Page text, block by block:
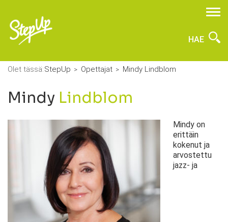
HAE
Olet tässä:StepUp Opettajat Mindy Lindblom
Mindy Lindblom
Mindy on
erittäin
kokenut ja
arvostettu
jazz- ja